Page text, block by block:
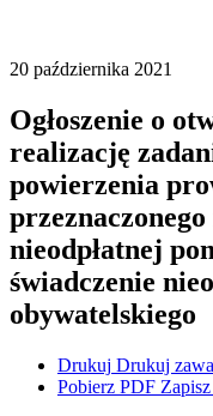
20 października 2021
Ogłoszenie o
realizację
powierzenia
nieodpłatnej
świadczenie
obywatelskiego
Drukuj Drukuj
Pobierz PDF